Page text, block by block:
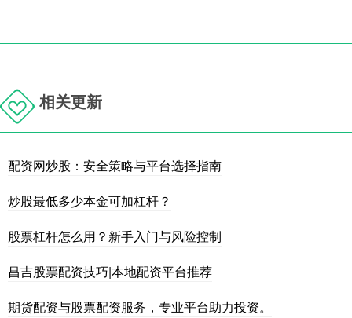
相关更新
配资网炒股：安全策略与平台选择指南
炒股最低多少本金可加杠杆？
股票杠杆怎么用？新手入门与风险控制
昌吉股票配资技巧|本地配资平台推荐
期货配资与股票配资服务，专业平台助力投资。